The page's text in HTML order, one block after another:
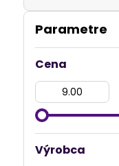
Parametre
Cena
Od:
Výrobca